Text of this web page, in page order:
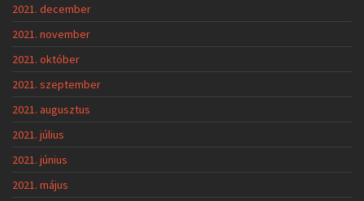
2021. december
2021. november
2021. október
2021. szeptember
2021. augusztus
2021. július
2021. június
2021. május